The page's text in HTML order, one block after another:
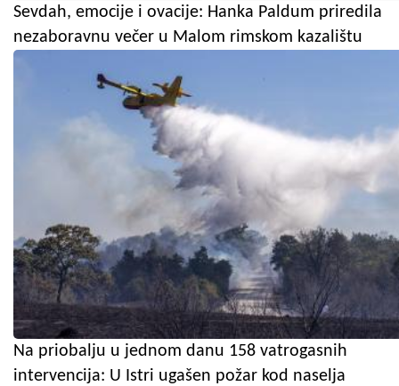
Sevdah, emocije i ovacije: Hanka Paldum priredila
nezaboravnu večer u Malom rimskom kazalištu
Na priobalju u jednom danu 158 vatrogasnih
intervencija: U Istri ugašen požar kod naselja